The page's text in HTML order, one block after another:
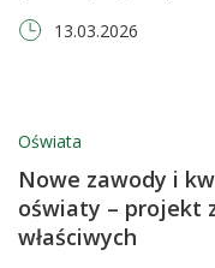
13.03.2026
Oświata
Nowe zawody i
oświaty – projekt
właściwych